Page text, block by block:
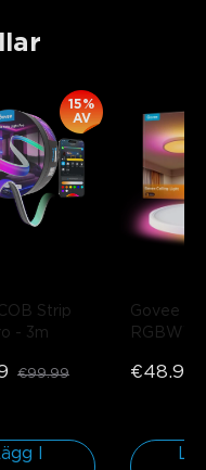
Strip
- 3m
15%
AV
€99.99
I
Govee
RGBWW
Rund |
utrymmen
€48.98